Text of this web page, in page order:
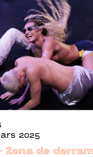
2025
Zona de